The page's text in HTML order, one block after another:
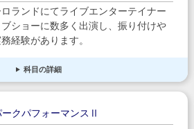
ランドにてライブエンターテイナー
ショーに数多く出演し、振り付けや
経験があります。
科目の詳細
ークパフォーマンスⅡ